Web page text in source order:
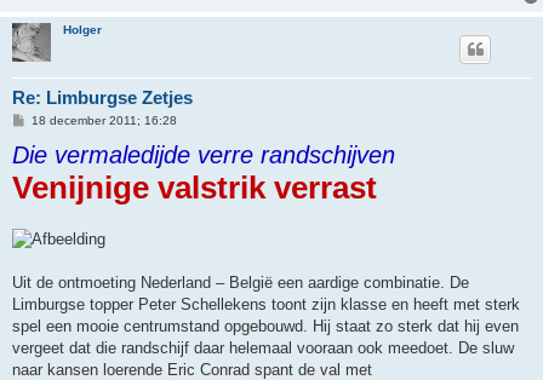
Holger
Re: Limburgse Zetjes
B
r
i
c
h
18 december 2011; 16:28
Die vermaledijde verre randschijven
Venijnige valstrik verrast
Uit de ontmoeting Nederland – België een aardige combinatie. De
Limburgse topper Peter Schellekens toont zijn klasse en heeft met sterk
spel een mooie centrumstand opgebouwd. Hij staat zo sterk dat hij even
vergeet dat die randschijf daar helemaal vooraan ook meedoet. De sluw
naar kansen loerende Eric Conrad spant de val met